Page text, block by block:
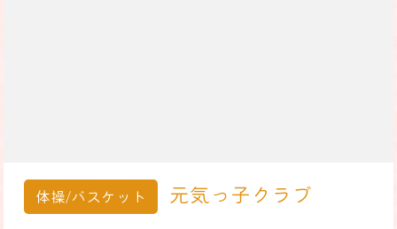
体操/バスケット 元気っ子クラブ